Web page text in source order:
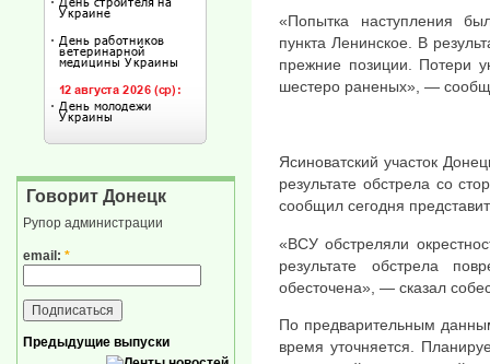
«Попытка наступления
пункта Ленинское. В
прежние позиции. Потери
шестеро раненых», —
Ясиноватский участок
результате обстрела со
сообщил сегодня
«ВСУ обстреляли
результате обстрела
обесточена», — сказал
По предварительным
время уточняется.
Говорит Донецк
Рупор администрации
email: *
Предыдущие выпуски